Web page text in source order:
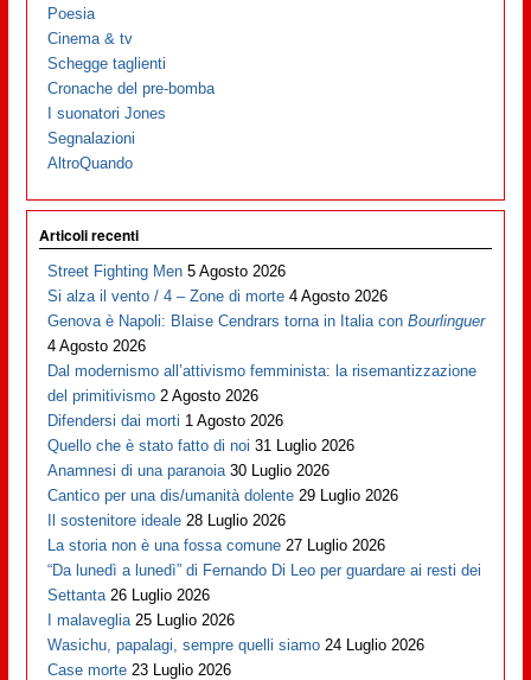
Poesia
Cinema & tv
Schegge taglienti
Cronache del pre-bomba
I suonatori Jones
Segnalazioni
AltroQuando
Articoli recenti
Street Fighting Men 5 Agosto 2026
Si alza il vento / 4 – Zone di morte 4 Agosto 2026
Genova è Napoli: Blaise Cendrars torna in Italia conBourlinguer
4 Agosto 2026
Dal modernismo all’attivismo femminista: la risemantizzazione
del primitivismo 2 Agosto 2026
Difendersi dai morti 1 Agosto 2026
Quello che è stato fatto di noi 31 Luglio 2026
Anamnesi di una paranoia 30 Luglio 2026
Cantico per una dis/umanità dolente 29 Luglio 2026
Il sostenitore ideale 28 Luglio 2026
La storia non è una fossa comune 27 Luglio 2026
“Da lunedì a lunedì” di Fernando Di Leo per guardare ai resti dei
Settanta 26 Luglio 2026
I malaveglia 25 Luglio 2026
Wasichu, papalagi, sempre quelli siamo 24 Luglio 2026
Case morte 23 Luglio 2026